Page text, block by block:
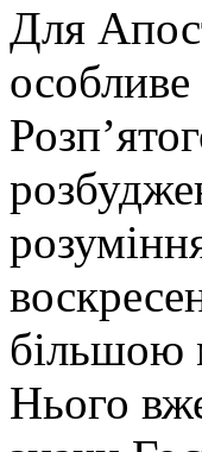
Для
особливе
більшою
Нього